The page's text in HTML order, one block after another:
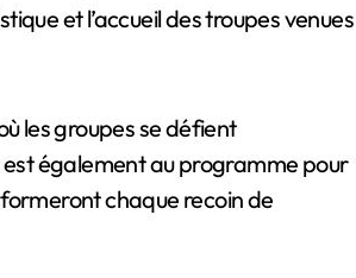
et l’accueil des troupes venues
les groupes se défient
également au programme pour
chaque recoin de